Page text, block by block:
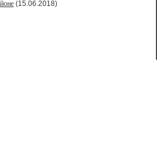
(15.06.2018)